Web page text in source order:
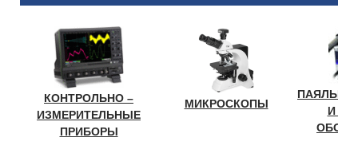
КОНТРОЛЬНО –
ИЗМЕРИТЕЛЬНЫЕ
ПРИБОРЫ
МИКРОСКОПЫ
И